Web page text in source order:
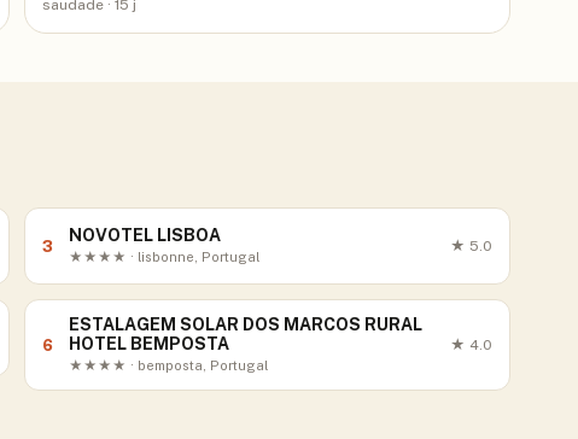
saudade · 15 j
3
NOVOTEL LISBOA
★★★★ · lisbonne, Portugal
★ 5.0
6
ESTALAGEM SOLAR DOS MARCOS RURAL
HOTEL BEMPOSTA
★★★★ · bemposta, Portugal
★ 4.0